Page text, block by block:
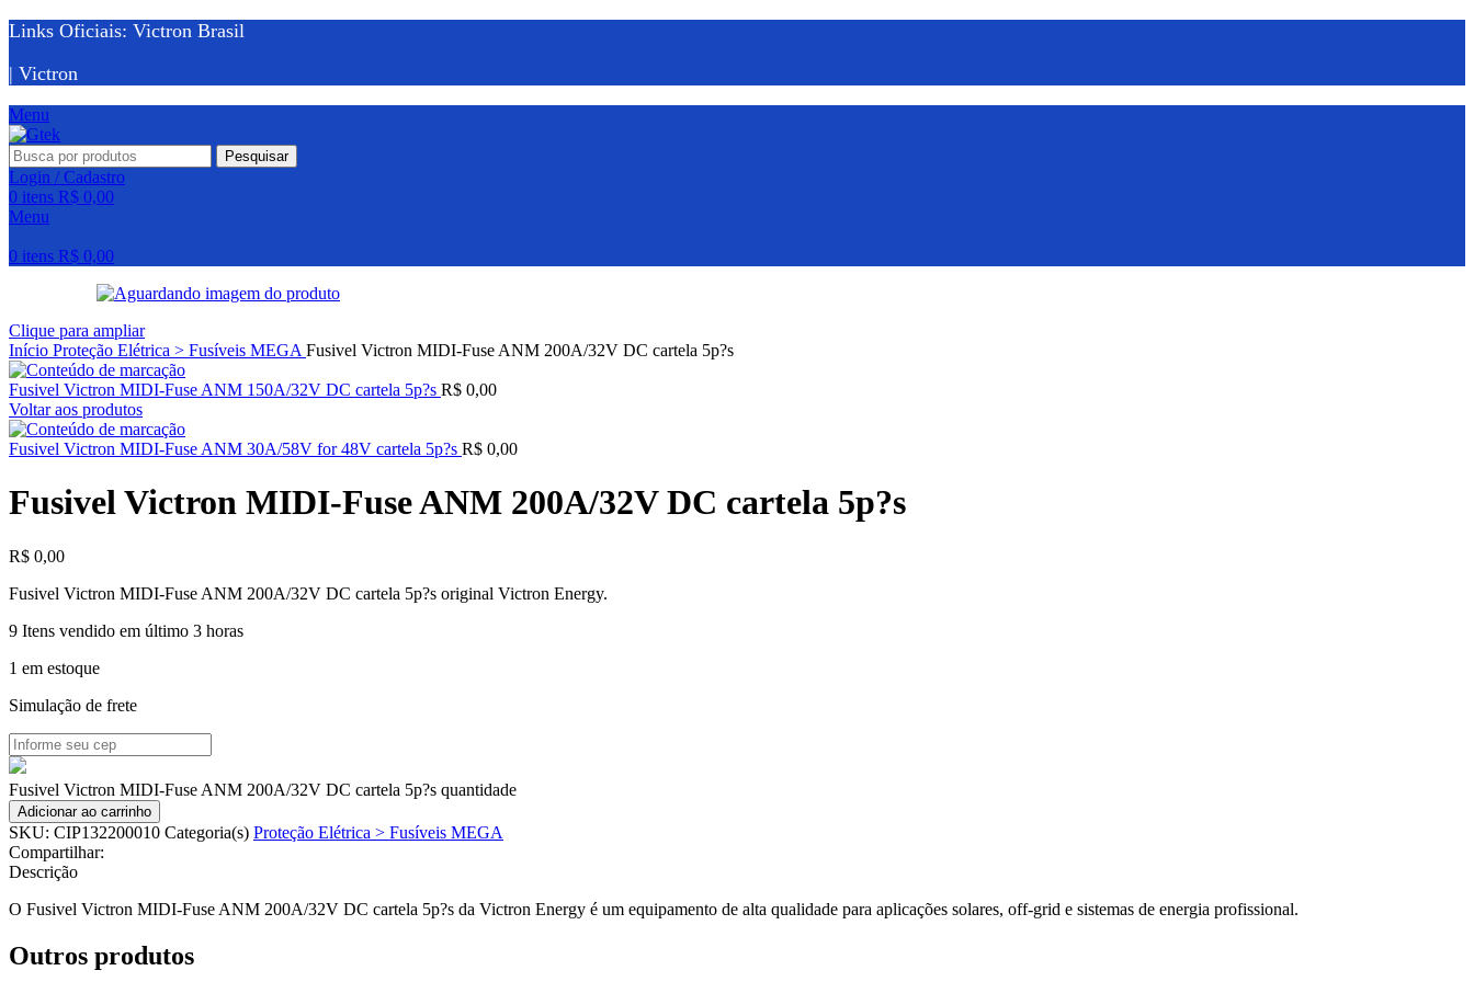
Links Oficiais: Victron Brasil
| Victron
Menu
Pesquisar
Login / Cadastro
0 itens R$ 0,00
Menu
0 itens R$ 0,00
Clique para ampliar
Início Proteção Elétrica > Fusíveis MEGA Fusivel Victron MIDI-Fuse ANM 200A/32V DC cartela 5p?s
Fusivel Victron MIDI-Fuse ANM 150A/32V DC cartela 5p?s R$ 0,00
Voltar aos produtos
Fusivel Victron MIDI-Fuse ANM 30A/58V for 48V cartela 5p?s R$ 0,00
Fusivel Victron MIDI-Fuse ANM 200A/32V DC cartela 5p?s
R$ 0,00
Fusivel Victron MIDI-Fuse ANM 200A/32V DC cartela 5p?s original Victron Energy.
9 Itens vendido em último 3 horas
1 em estoque
Simulação de frete
Fusivel Victron MIDI-Fuse ANM 200A/32V DC cartela 5p?s quantidade
Adicionar ao carrinho
SKU: CIP132200010 Categoria(s) Proteção Elétrica > Fusíveis MEGA
Compartilhar:
Descrição
O Fusivel Victron MIDI-Fuse ANM 200A/32V DC cartela 5p?s da Victron Energy é um equipamento de alta qualidade para aplicações solares, off-grid e sistemas de energia profissional.
Outros produtos